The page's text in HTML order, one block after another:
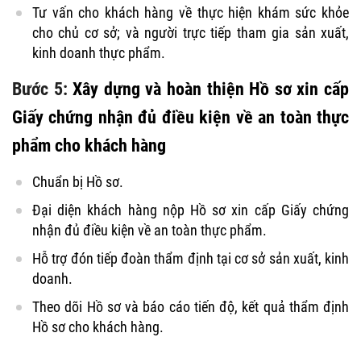
Tư vấn cho khách hàng về thực hiện khám sức khỏe
cho chủ cơ sở; và người trực tiếp tham gia sản xuất,
kinh doanh thực phẩm.
Bước 5: Xây dựng và hoàn thiện Hồ sơ xin cấp
Giấy chứng nhận đủ điều kiện về an toàn thực
phẩm cho khách hàng
Chuẩn bị Hồ sơ.
Đại diện khách hàng nộp Hồ sơ xin cấp Giấy chứng
nhận đủ điều kiện về an toàn thực phẩm.
Hỗ trợ đón tiếp đoàn thẩm định tại cơ sở sản xuất, kinh
doanh.
Theo dõi Hồ sơ và báo cáo tiến độ, kết quả thẩm định
Hồ sơ cho khách hàng.